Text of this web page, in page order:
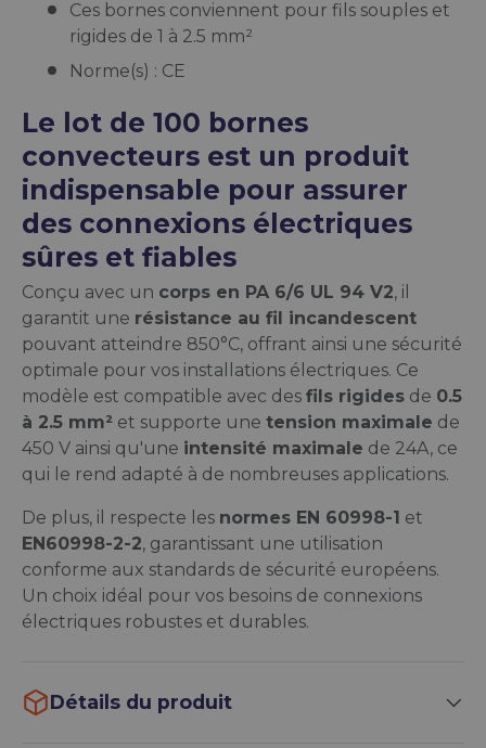
Ces bornes conviennent pour fils souples et
rigides de 1 à 2.5 mm²
Norme(s) : CE
Le lot de 100 bornes
convecteurs est un produit
indispensable pour assurer
des connexions électriques
sûres et fiables
Conçu avec un corps en PA 6/6 UL 94 V2, il
garantit une résistance au fil incandescent
pouvant atteindre 850°C, offrant ainsi une sécurité
optimale pour vos installations électriques. Ce
modèle est compatible avec des fils rigides de 0.5
à 2.5 mm² et supporte une tension maximale de
450 V ainsi qu'une intensité maximale de 24A, ce
qui le rend adapté à de nombreuses applications.
De plus, il respecte les normes EN 60998-1 et
EN60998-2-2, garantissant une utilisation
conforme aux standards de sécurité européens.
Un choix idéal pour vos besoins de connexions
électriques robustes et durables.
Détails du produit